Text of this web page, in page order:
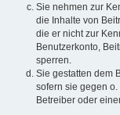
Sie nehmen zur
die Inhalte von
die er nicht zur
Benutzerkonto,
sperren.
Sie gestatten dem
sofern sie gegen
Betreiber oder